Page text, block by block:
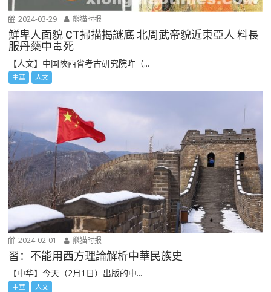
2024-03-29 熊猫时报
鮮卑人面貌 CT掃描揭謎底 北周武帝貌近東亞人 料長
服丹藥中毒死
【人文】中国陜西省考古研究院昨（...
中華 人文
2024-02-01 熊猫时报
習：不能用西方理論解析中華民族史
【中华】今天（2月1日）出版的中...
中華 人文